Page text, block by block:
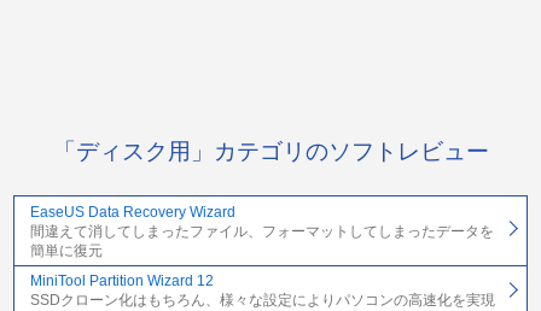
「ディスク用」カテゴリのソフトレビュー
EaseUS Data Recovery Wizard
間違えて消してしまったファイル、フォーマットしてしまったデータを
簡単に復元
MiniTool Partition Wizard 12
SSDクローン化はもちろん、様々な設定によりパソコンの高速化を実現